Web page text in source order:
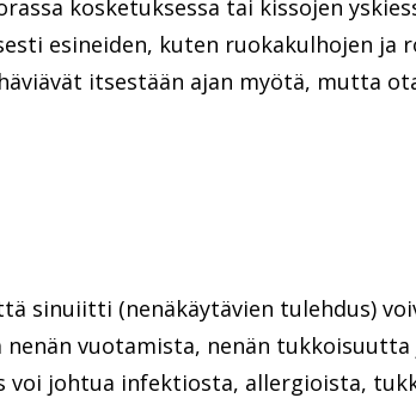
kosketuksessa tai kissojen
esineiden, kuten ruokakulhojen ja
itsestään ajan myötä, mutta
sinuiitti (nenäkäytävien tulehdus)
vuotamista, nenän tukkoisuutta
voi johtua infektiosta, allergioista,